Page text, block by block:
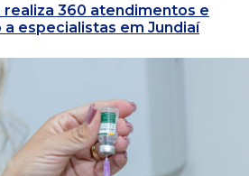
realiza 360 atendimentos e
a especialistas em Jundiaí